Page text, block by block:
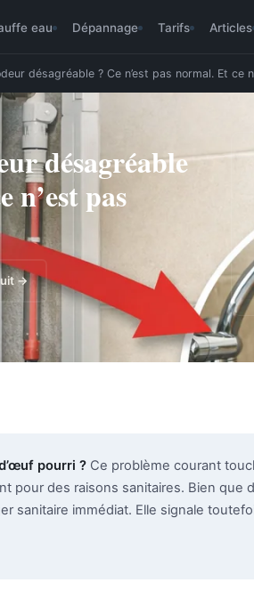
eau Dépannage Tarifs Articles
désagréable ? Ce n’est pas normal. Et ce
désagréable
n’est pas
→
pourri ? Ce problème courant
pour des raisons sanitaires. Bien que
sanitaire immédiat. Elle signale